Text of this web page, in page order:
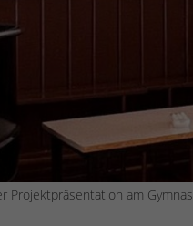
Projektpräsentation am